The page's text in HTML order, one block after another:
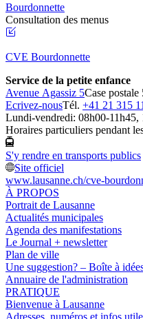
Bourdonnette
Consultation des menus
CVE Bourdonnette
Service de la petite enfance
Avenue Agassiz 5Case postale
Ecrivez-nousTél. +41 21 315
Lundi-vendredi: 08h00-11h45,
Horaires particuliers pendant
S'y rendre en transports publics
Site officiel
www.lausanne.ch/cve-
À PROPOS
Portrait de Lausanne
Actualités municipales
Agenda des manifestations
Le Journal + newsletter
Plan de ville
Une suggestion? – Boîte à
Annuaire de l'administration
PRATIQUE
Bienvenue à Lausanne